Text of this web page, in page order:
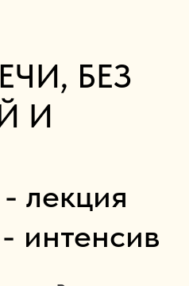
БЕЗ
И
лекция
интенсив